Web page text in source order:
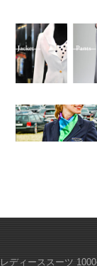
レディーススーツ